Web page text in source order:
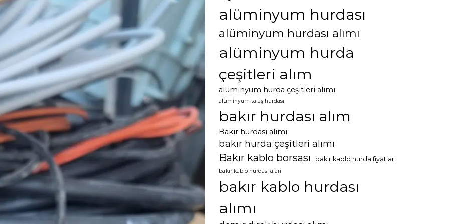
alüminyum hurdası
alüminyum hurdası alımı
alüminyum hurda
çeşitleri alım
alüminyum hurda çeşitleri alımı
alüminyum talaş hurdası
bakır hurdası alım
Bakır hurdası alımı
bakır hurda çeşitleri alımı
Bakır kablo borsası bakır kablo hurda fiyatları
bakır kablo hurdası alan
bakır kablo hurdası
alımı